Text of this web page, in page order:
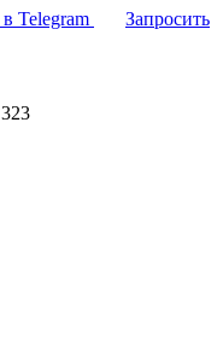
Telegram
Запросить